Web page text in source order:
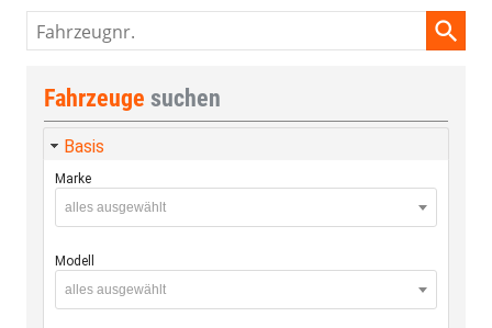
Fahrzeugnr.
Fahrzeuge suchen
Basis
Marke
alles ausgewählt
Modell
alles ausgewählt